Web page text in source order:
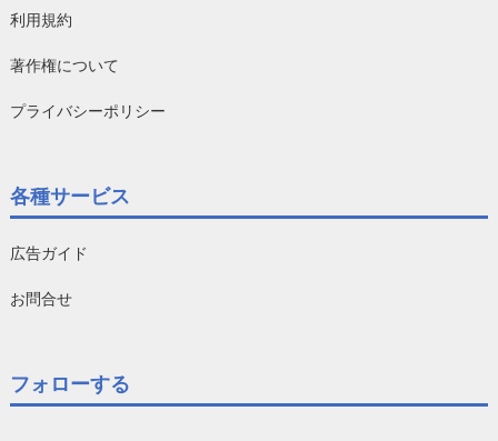
利用規約
著作権について
プライバシーポリシー
各種サービス
広告ガイド
お問合せ
フォローする